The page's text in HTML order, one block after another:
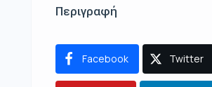
Περιγραφή
Facebook Twitter